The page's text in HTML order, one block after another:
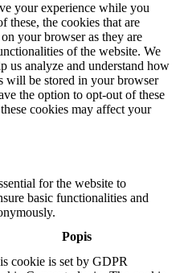
your experience while you
these, the cookies that are
your browser as they are
of the website. We
us analyze and understand how
will be stored in your browser
the option to opt-out of these
cookies may affect your
for the website to
basic functionalities and
Popis
cookie is set by GDPR